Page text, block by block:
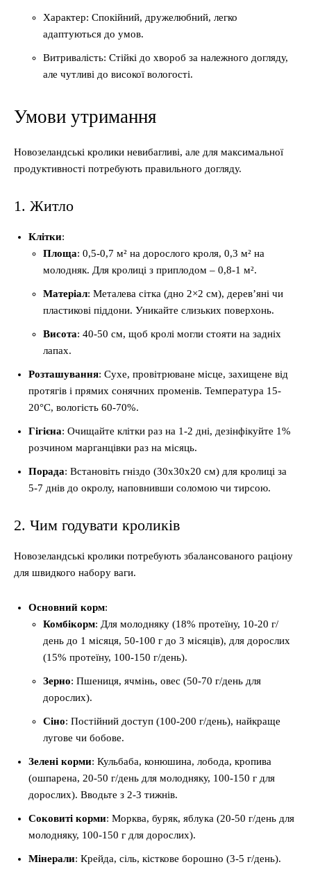
Характер: Спокійний, дружелюбний, легко
адаптуються до умов.
Витривалість: Стійкі до хвороб за належного догляду,
але чутливі до високої вологості.
Умови утримання
Новозеландські кролики невибагливі, але для максимальної
продуктивності потребують правильного догляду.
1. Житло
Клітки:
Площа: 0,5-0,7 м² на дорослого кроля, 0,3 м² на
молодняк. Для кролиці з приплодом – 0,8-1 м².
Матеріал: Металева сітка (дно 2×2 см), дерев’яні чи
пластикові піддони. Уникайте слизьких поверхонь.
Висота: 40-50 см, щоб кролі могли стояти на задніх
лапах.
Розташування: Сухе, провітрюване місце, захищене від
протягів і прямих сонячних променів. Температура 15-
20°C, вологість 60-70%.
Гігієна: Очищайте клітки раз на 1-2 дні, дезінфікуйте 1%
розчином марганцівки раз на місяць.
Порада: Встановіть гніздо (30x30x20 см) для кролиці за
5-7 днів до окролу, наповнивши соломою чи тирсою.
2. Чим годувати кроликів
Новозеландські кролики потребують збалансованого раціону
для швидкого набору ваги.
Основний корм:
Комбікорм: Для молодняку (18% протеїну, 10-20 г/
день до 1 місяця, 50-100 г до 3 місяців), для дорослих
(15% протеїну, 100-150 г/день).
Зерно: Пшениця, ячмінь, овес (50-70 г/день для
дорослих).
Сіно: Постійний доступ (100-200 г/день), найкраще
лугове чи бобове.
Зелені корми: Кульбаба, конюшина, лобода, кропива
(ошпарена, 20-50 г/день для молодняку, 100-150 г для
дорослих). Вводьте з 2-3 тижнів.
Соковиті корми: Морква, буряк, яблука (20-50 г/день для
молодняку, 100-150 г для дорослих).
Мінерали: Крейда, сіль, кісткове борошно (3-5 г/день).